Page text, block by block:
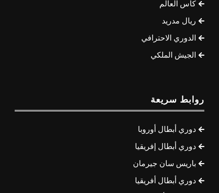
كأس العالم
ريال مدريد
الدوري الاحترافي
الجيش الملكي
روابط سريعة
دوري أبطال أوروبا
دوري أبطال إفريقيا
باريس سان جيرمان
دوري أبطال أفريقيا